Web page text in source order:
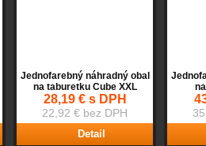
Jednofarebný náhradný obal
na taburetku Cube XXL
28,19 € s DPH
22,92 € bez DPH
Detail